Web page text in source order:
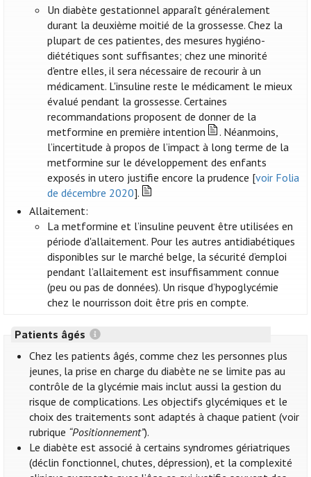
Un diabète gestationnel apparaît généralement
durant la deuxième moitié de la grossesse. Chez la
plupart de ces patientes, des mesures hygiéno-
diététiques sont suffisantes; chez une minorité
d'entre elles, il sera nécessaire de recourir à un
médicament. L'insuline reste le médicament le mieux
évalué pendant la grossesse. Certaines
recommandations proposent de donner de la
metformine en première intention
. Néanmoins,
l’incertitude à propos de l’impact à long terme de la
metformine sur le développement des enfants
exposés in utero justifie encore la prudence [voir Folia
de décembre 2020].
Allaitement:
La metformine et l’insuline peuvent être utilisées en
période d'allaitement. Pour les autres antidiabétiques
disponibles sur le marché belge, la sécurité d’emploi
pendant l’allaitement est insuffisamment connue
(peu ou pas de données). Un risque d’hypoglycémie
chez le nourrisson doit être pris en compte.
Patients âgés
Chez les patients âgés, comme chez les personnes plus
jeunes, la prise en charge du diabète ne se limite pas au
contrôle de la glycémie mais inclut aussi la gestion du
risque de complications. Les objectifs glycémiques et le
choix des traitements sont adaptés à chaque patient (voir
rubrique “Positionnement”).
Le diabète est associé à certains syndromes gériatriques
(déclin fonctionnel, chutes, dépression), et la complexité